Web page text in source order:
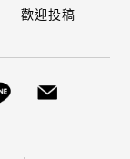
歡迎投稿